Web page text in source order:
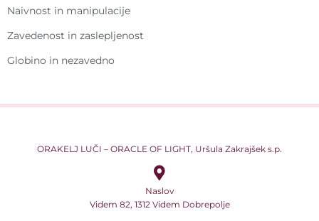
Naivnost in manipulacije
Zavedenost in zaslepljenost
Globino in nezavedno
ORAKELJ LUČI – ORACLE OF LIGHT, Uršula Zakrajšek s.p.
Naslov
Videm 82, 1312 Videm Dobrepolje